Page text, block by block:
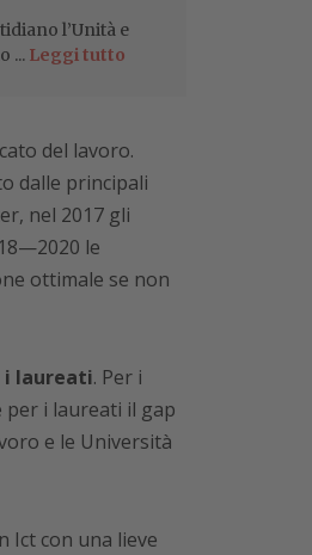
l’Unità e
... Leggi tutto
del lavoro.
dalle principali
nel 2017 gli
le
ottimale se non
i laureati. Per i
per i laureati il gap
e le Università
Ict con una lieve